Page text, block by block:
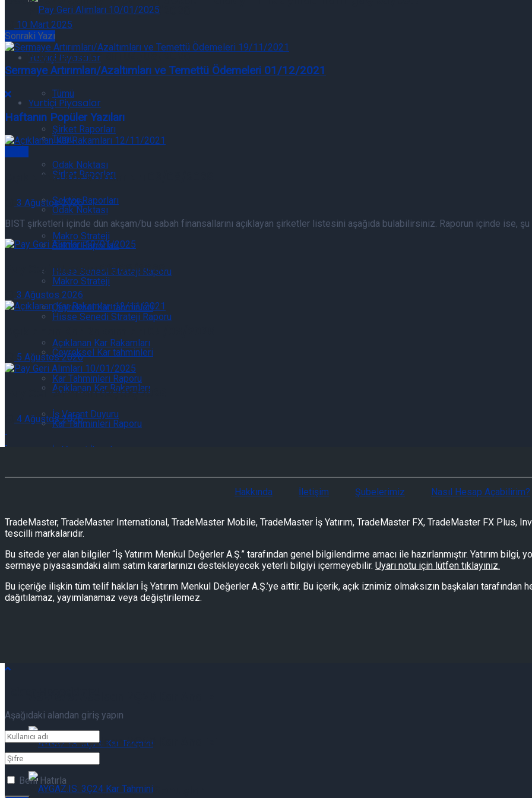
Pay Geri Alımları 04/08/2026
Yurtiçi Piyasalar
Tümü
Şirket Raporları
Odak Noktası
Sektör Raporları
Makro Strateji
Hisse Senedi Strateji Raporu
Çeyreksel Kar tahminleri
Açıklanan Kar Rakamları
Kar Tahminleri Raporu
İş Varant Duyuru
İş Varant İhraçlar
İş Varant Raporu
İş Varant Raporu: İş Varant 05/08/2026
AYGAZ.IS: Aygaz 2Ç26 Sonuçları
Pay Geri Alımları 04/08/2026
Yurtiçi Piyasalar
Tümü
Şirket Raporları
Odak Noktası
Sektör Raporları
Makro Strateji
Hisse Senedi Strateji Raporu
Çeyreksel Kar tahminleri
Açıklanan Kar Rakamları
Kar Tahminleri Raporu
İş Varant İtfalar
İş Varant Raporu
ASELS.IS: Aselsan 2Ç26 Kar Analizi
10 Mart 2025
Sonraki Yazı
Sermaye Artırımları/Azaltımları ve Temettü Ödemeleri 01/12/2021
Haftanın Popüler Yazıları
Açıklanan Kar Rakamları 03/08/2026
3 Ağustos 2026
BIST şirketleri içinde dün akşam/bu sabah finansallarını açıklayan şirketler listesini aşağıda bulabilirsiniz. Raporun içinde ise, şu
Pay Geri Alımları 03/08/2026
3 Ağustos 2026
5 Ağustos 2026
Pay Geri Alımları 04/08/2026
4 Ağustos 2026
Hakkında İletişim Şubelerimiz Nasıl Hesap Açabilirim?
TradeMaster, TradeMaster International, TradeMaster Mobile, TradeMaster İş Yatırım, TradeMaster FX, TradeMaster FX Plus,
tescilli markalarıdır.
Bu sitede yer alan bilgiler “İş Yatırım Menkul Değerler A.Ş.” tarafından genel bilgilendirme amacı ile hazırlanmıştır. Yatırım bilgi,
sermaye piyasasındaki alım satım kararlarınızı destekleyecek yeterli bilgiyi içermeyebilir. Uyarı notu için lütfen tıklayınız.
Bu içeriğe ilişkin tüm telif hakları İş Yatırım Menkul Değerler A.Ş.’ye aittir. Bu içerik, açık iznimiz olmaksızın başkaları
dağıtılamaz, yayımlanamaz veya değiştirilemez.
Aşağıdaki alandan giriş yapın
Beni Hatırla